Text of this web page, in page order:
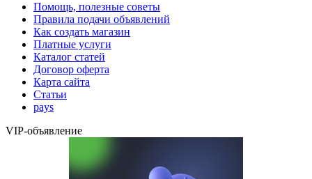
Помощь, полезные советы
Правила подачи объявлений
Как создать магазин
Платные услуги
Каталог статей
Договор оферта
Карта сайта
Статьи
pays
VIP-объявление